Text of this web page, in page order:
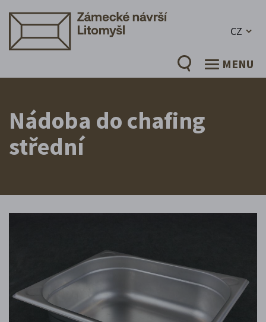
CZ
MENU
Nádoba do chafing
střední